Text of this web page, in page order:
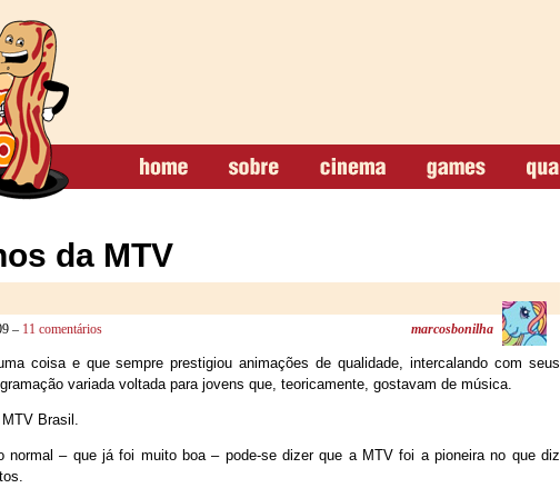
da MTV
– 11 comentários marcosbonilha
coisa e que sempre prestigiou animações de qualidade, intercalando com seus
variada voltada para jovens que, teoricamente, gostavam de música.
Brasil.
normal – que já foi muito boa – pode-se dizer que a MTV foi a pioneira no que diz